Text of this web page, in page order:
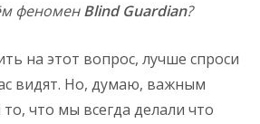
феноменBlindGuardian?
на этот вопрос, лучше спроси
видят. Но, думаю, важным
что мы всегда делали что